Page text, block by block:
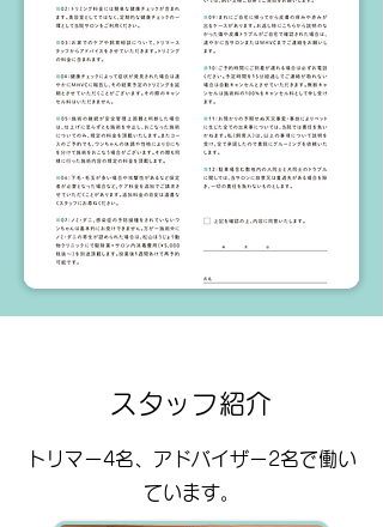
スタッフ紹介
​トリマー4名、アドバイザー2名で働い
ています。